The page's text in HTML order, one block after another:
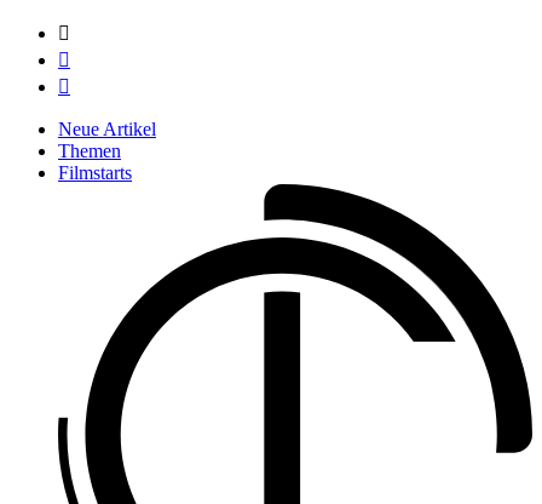



Neue Artikel
Themen
Filmstarts